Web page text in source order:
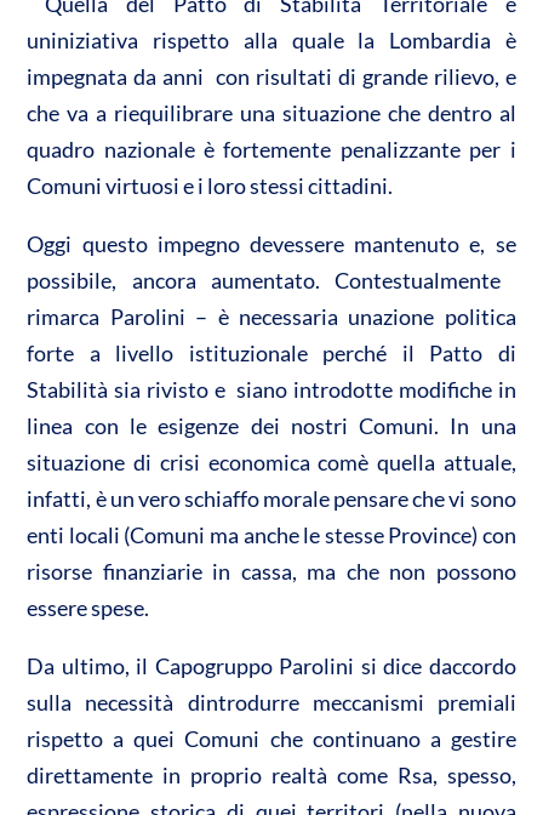
uniniziativa rispetto alla quale la Lombardia è
impegnata da anni con risultati di grande rilievo, e
che va a riequilibrare una situazione che dentro al
quadro nazionale è fortemente penalizzante per i
Comuni virtuosi e i loro stessi cittadini.
Oggi questo impegno devessere mantenuto e, se
possibile, ancora aumentato. Contestualmente 
rimarca Parolini – è necessaria unazione politica
forte a livello istituzionale perché il Patto di
Stabilità sia rivisto e siano introdotte modifiche in
linea con le esigenze dei nostri Comuni. In una
situazione di crisi economica comè quella attuale,
infatti, è un vero schiaffo morale pensare che vi sono
enti locali (Comuni ma anche le stesse Province) con
risorse finanziarie in cassa, ma che non possono
essere spese.
Da ultimo, il Capogruppo Parolini si dice daccordo
sulla necessità dintrodurre meccanismi premiali
rispetto a quei Comuni che continuano a gestire
direttamente in proprio realtà come Rsa, spesso,